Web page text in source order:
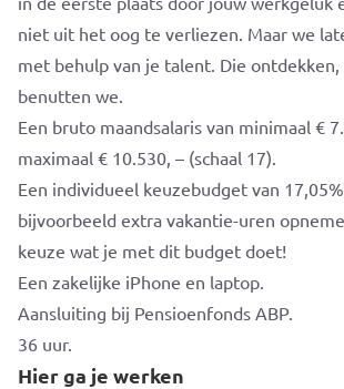
niet uit het oog te verliezen. Maar we
met behulp van je talent. Die
benutten we.
Een bruto maandsalaris van minimaal €
maximaal € 10.530, – (schaal 17).
Een individueel keuzebudget van
bijvoorbeeld extra vakantie-uren
keuze wat je met dit budget doet!
Een zakelijke iPhone en laptop.
Aansluiting bij Pensioenfonds ABP.
36 uur.
Hier ga je werken